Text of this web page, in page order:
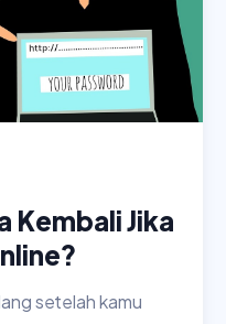
Kembali Jika
setelah kamu